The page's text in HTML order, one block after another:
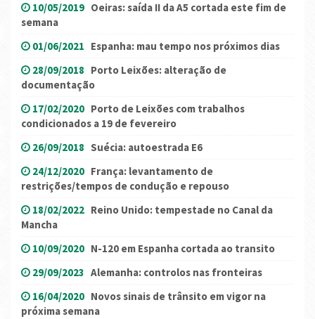
10/05/2019 Oeiras: saída II da A5 cortada este fim de
semana
01/06/2021 Espanha: mau tempo nos próximos dias
28/09/2018 Porto Leixões: alteração de
documentação
17/02/2020 Porto de Leixões com trabalhos
condicionados a 19 de fevereiro
26/09/2018 Suécia: autoestrada E6
24/12/2020 França: levantamento de
restrições/tempos de condução e repouso
18/02/2022 Reino Unido: tempestade no Canal da
Mancha
10/09/2020 N-120 em Espanha cortada ao transito
29/09/2023 Alemanha: controlos nas fronteiras
16/04/2020 Novos sinais de trânsito em vigor na
próxima semana